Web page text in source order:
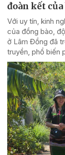
đoàn kết
Với uy tín, kinh
của đồng bào,
ở Lâm Đồng đã
truyền, phổ biến